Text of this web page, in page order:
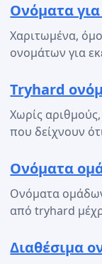
Ονόματα για
Χαριτωμένα,
ονομάτων για
Tryhard
Χωρίς
που δείχνουν
Ονόματα
Ονόματα
από tryhard
Διαθέσιμα